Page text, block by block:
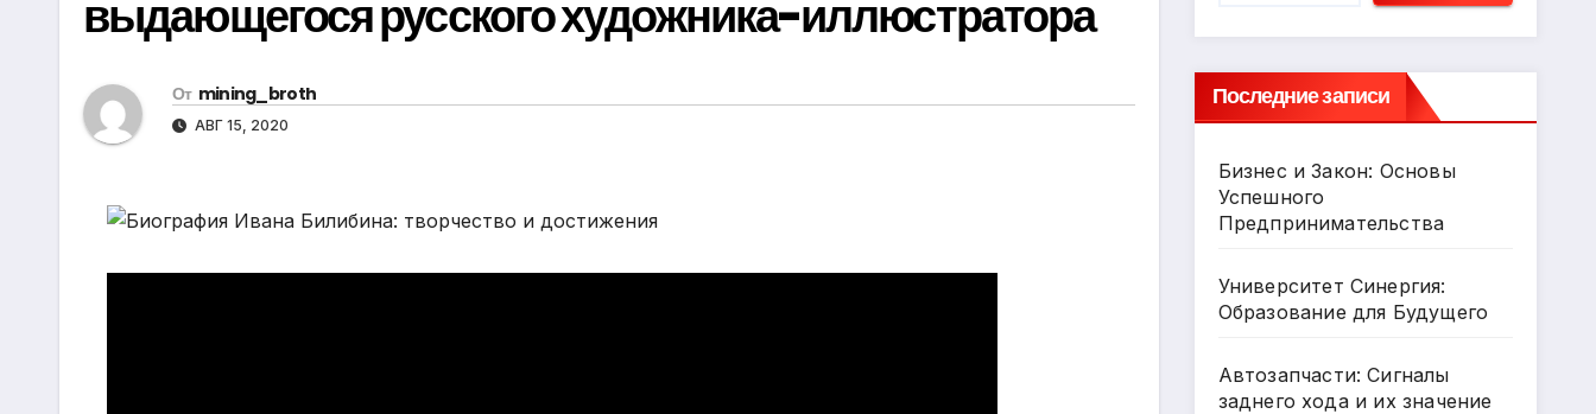
выдающегося русского художника-иллюстратора
От mining_broth
АВГ 15, 2020
Последние записи
Бизнес и Закон: Основы
Успешного
Предпринимательства
Университет Синергия:
Образование для Будущего
Автозапчасти: Сигналы
заднего хода и их значение